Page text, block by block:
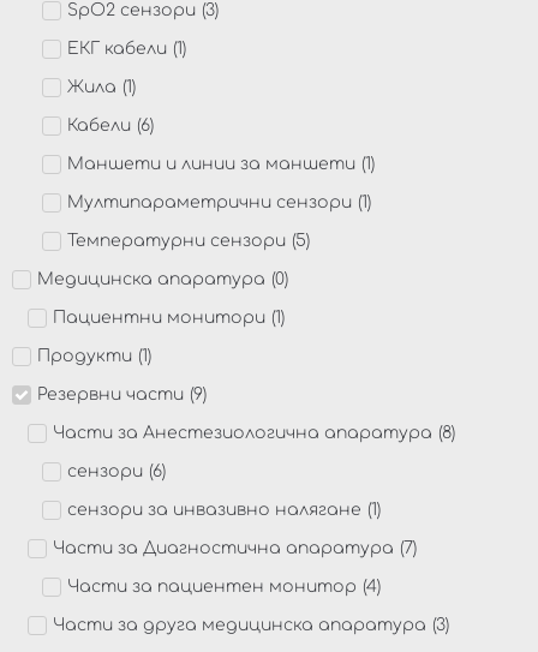
SpO2 сензори (3)
ЕКГ кабели (1)
Жила (1)
Кабели (6)
Маншети и линии за маншети (1)
Мултипараметрични сензори (1)
Температурни сензори (5)
Медицинска апаратура (0)
Пациентни монитори (1)
Продукти (1)
Резервни части (9)
Части за Анестезиологична апаратура (8)
сензори (6)
сензори за инвазивно налягане (1)
Части за Диагностична апаратура (7)
Части за пациентен монитор (4)
Части за друга медицинска апаратура (3)